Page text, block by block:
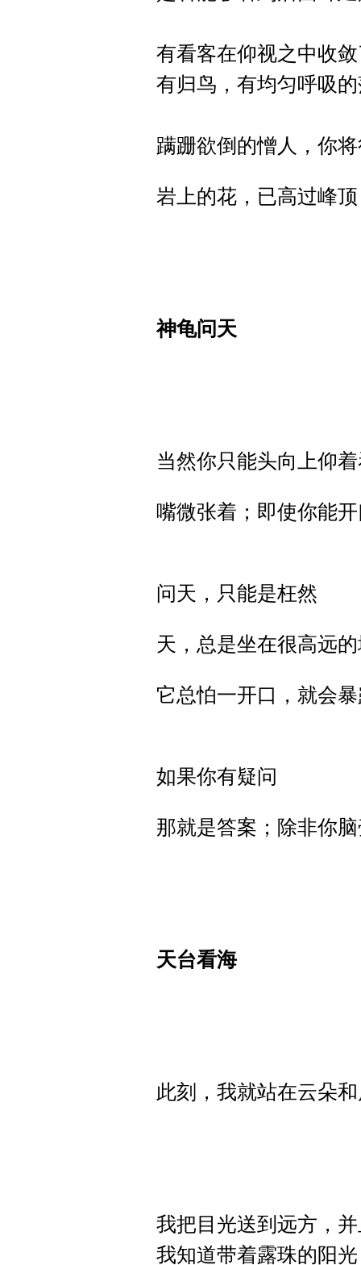
有看客在仰视之中收
有归鸟，有均匀呼吸
蹒跚欲倒的憎人，你
岩上的花，已高过峰
神龟问天
当然你只能头向上仰
嘴微张着；即使你能
问天，只能是枉然
天，总是坐在很高远
它总怕一开口，就会
如果你有疑问
那就是答案；除非你
天台看海
此刻，我就站在云朵
我把目光送到远方，
我知道带着露珠的阳光